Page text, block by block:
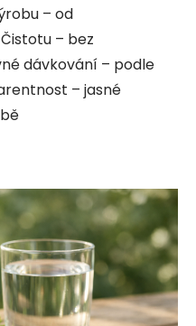
– od
– bez
dávkování – podle
– jasné